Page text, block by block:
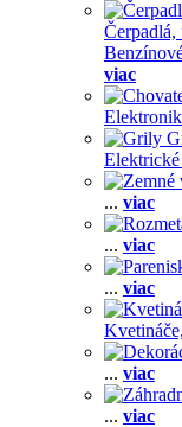
Čerpadlá,
viac
... viac
... viac
... viac
... viac
... viac